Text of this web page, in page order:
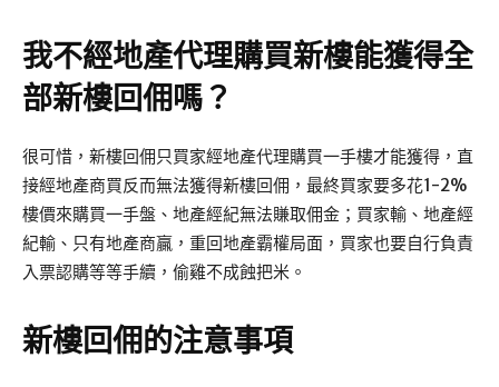
我不經地產代理購買新樓能獲得全
部新樓回佣嗎？
很可惜，新樓回佣只買家經地產代理購買一手樓才能獲得，直
接經地產商買反而無法獲得新樓回佣，最終買家要多花1-2%
樓價來購買一手盤、地產經紀無法賺取佣金；買家輸、地產經
紀輸、只有地產商贏，重回地產霸權局面，買家也要自行負責
入票認購等等手續，偷雞不成蝕把米。
新樓回佣的注意事項